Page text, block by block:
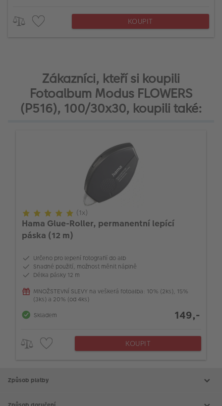
KOUPIT
Zákazníci, kteří si koupili
Fotoalbum Modus FLOWERS
(P516), 100/30x30, koupili také:
(1x)
Hama Glue-Roller, permanentní lepící
páska (12 m)
Určeno pro lepení fotografií do alb
Snadné použití, možnost měnit náplně
Délka pásky 12 m
MNOŽSTEVNÍ SLEVY na veškerá fotoalba: 10% (2ks), 15%
(3ks) a 20% (od 4ks)
Skladem
149,-
KOUPIT
Způsob platby